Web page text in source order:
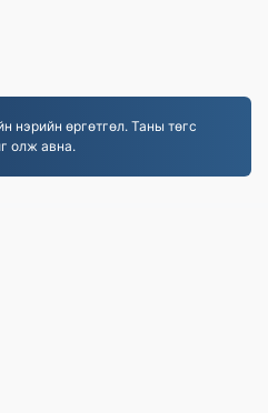
нэрийн өргөтгөл. Таны төгс
олж авна.